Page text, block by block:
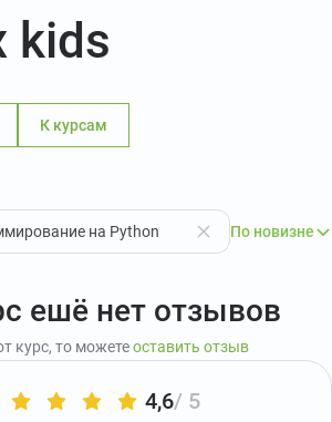
kids
К курсам
на Python По новизне
ешё нет отзывов
курс, то можетеоставить отзыв
4,6/ 5